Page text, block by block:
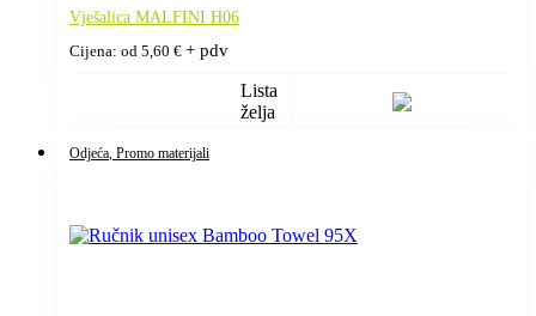
Vješalica MALFINI H06
Cijena: od 5,60 € + pdv
Lista
želja
Odjeća, Promo materijali